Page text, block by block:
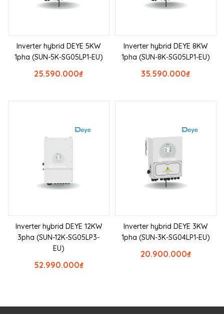
Inverter hybrid DEYE 5KW
1pha (SUN-5K-SG05LP1-EU)
₫
25.590.000
Inverter hybrid DEYE 8KW
1pha (SUN-8K-SG05LP1-EU)
₫
35.590.000
Inverter hybrid DEYE 12KW
3pha (SUN-12K-SG05LP3-
EU)
₫
52.990.000
Inverter hybrid DEYE 3KW
1pha (SUN-3K-SG04LP1-EU)
₫
20.900.000